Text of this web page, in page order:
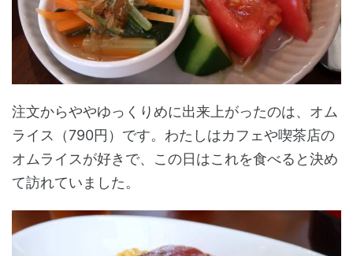
注文からややゆっくりめに出来上がったのは、オム
ライス（790円）です。わたしはカフェや喫茶店の
オムライスが好きで、この日はこれを食べると決め
て訪れていました。